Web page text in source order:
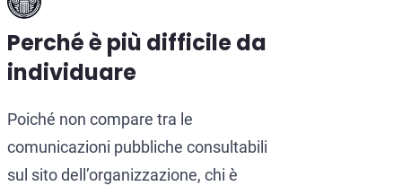
Perché è più difficile da
individuare
Poiché non compare tra le
comunicazioni pubbliche consultabili
sul sito dell’organizzazione, chi è